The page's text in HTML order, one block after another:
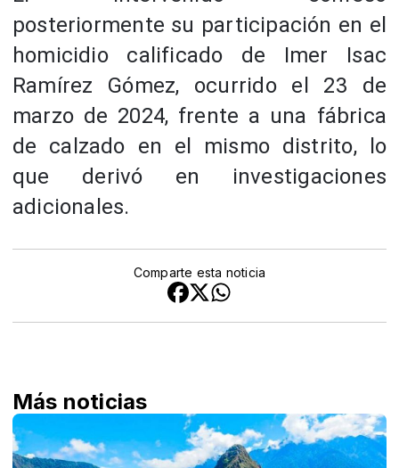
posteriormente su participación en el
homicidio calificado de Imer Isac
Ramírez Gómez, ocurrido el 23 de
marzo de 2024, frente a una fábrica
de calzado en el mismo distrito, lo
que derivó en investigaciones
adicionales.
Comparte esta noticia
Más noticias